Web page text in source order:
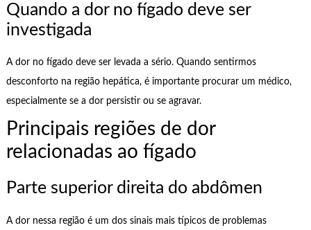
Quando a dor no fígado deve ser
investigada
A dor no fígado deve ser levada a sério. Quando sentirmos
desconforto na região hepática, é importante procurar um médico,
especialmente se a dor persistir ou se agravar.
Principais regiões de dor
relacionadas ao fígado
Parte superior direita do abdômen
A dor nessa região é um dos sinais mais típicos de problemas